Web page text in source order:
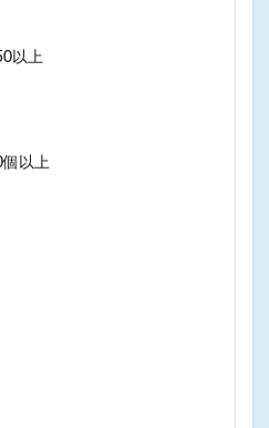
以上
以上